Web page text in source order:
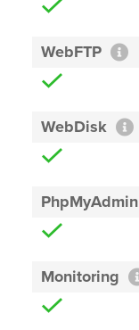
WebFTP
WebDisk
PhpMyAdmin
Monitoring